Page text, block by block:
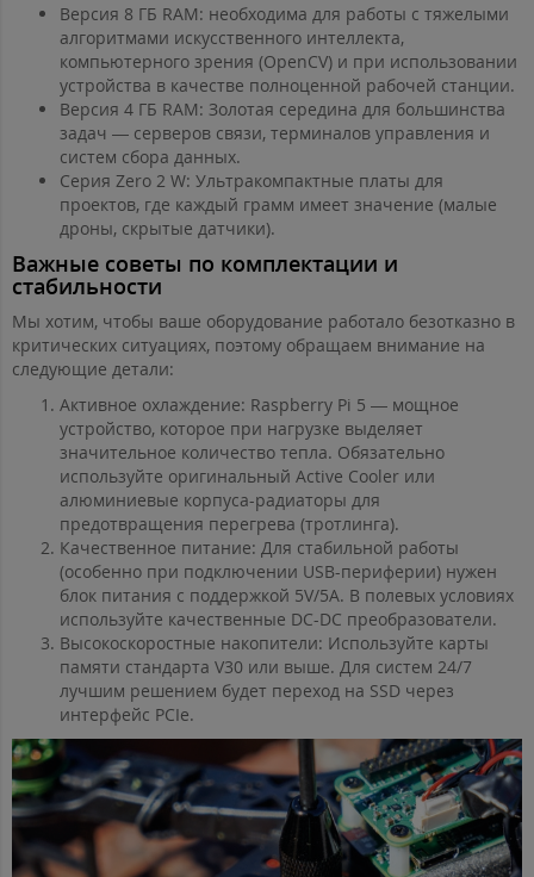
Версия 8 ГБ RAM: необходима для работы с тяжелыми
алгоритмами искусственного интеллекта,
компьютерного зрения (OpenCV) и при использовании
устройства в качестве полноценной рабочей станции.
Версия 4 ГБ RAM: Золотая середина для большинства
задач — серверов связи, терминалов управления и
систем сбора данных.
Серия Zero 2 W: Ультракомпактные платы для
проектов, где каждый грамм имеет значение (малые
дроны, скрытые датчики).
Важные советы по комплектации и
стабильности
Мы хотим, чтобы ваше оборудование работало безотказно в
критических ситуациях, поэтому обращаем внимание на
следующие детали:
Активное охлаждение: Raspberry Pi 5 — мощное
устройство, которое при нагрузке выделяет
значительное количество тепла. Обязательно
используйте оригинальный Active Cooler или
алюминиевые корпуса-радиаторы для
предотвращения перегрева (тротлинга).
Качественное питание: Для стабильной работы
(особенно при подключении USB-периферии) нужен
блок питания с поддержкой 5V/5A. В полевых условиях
используйте качественные DC-DC преобразователи.
Высокоскоростные накопители: Используйте карты
памяти стандарта V30 или выше. Для систем 24/7
лучшим решением будет переход на SSD через
интерфейс PCIe.